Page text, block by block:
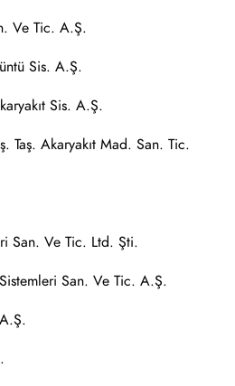
Ve Tic. A.Ş.
Sis. A.Ş.
Sis. A.Ş.
Taş. Akaryakıt Mad. San. Tic.
San. Ve Tic. Ltd. Şti.
San. Ve Tic. A.Ş.